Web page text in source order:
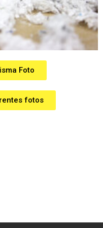
Foto
fotos